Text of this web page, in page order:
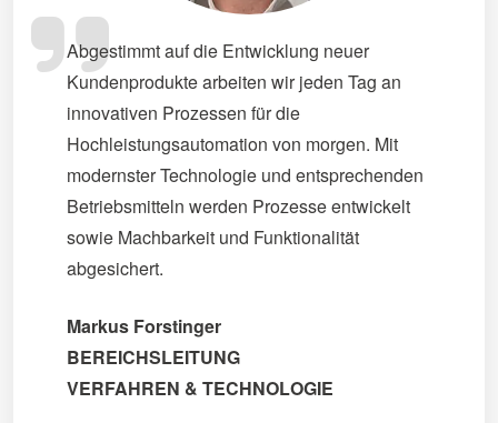
Abgestimmt auf die Entwicklung neuer
Kundenprodukte arbeiten wir jeden Tag an
innovativen Prozessen für die
Hochleistungsautomation von morgen. Mit
modernster Technologie und entsprechenden
Betriebsmitteln werden Prozesse entwickelt
sowie Machbarkeit und Funktionalität
abgesichert.
Markus Forstinger
BEREICHSLEITUNG
VERFAHREN & TECHNOLOGIE